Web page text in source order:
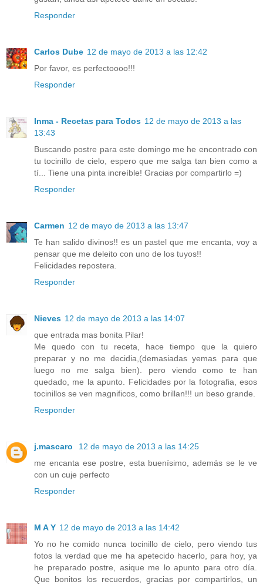
Responder
Carlos Dube 12 de mayo de 2013 a las 12:42
Por favor, es perfectoooo!!!
Responder
Inma - Recetas para Todos 12 de mayo de 2013 a las
13:43
Buscando postre para este domingo me he encontrado con
tu tocinillo de cielo, espero que me salga tan bien como a
tí... Tiene una pinta increíble! Gracias por compartirlo =)
Responder
Carmen 12 de mayo de 2013 a las 13:47
Te han salido divinos!! es un pastel que me encanta, voy a
pensar que me deleito con uno de los tuyos!!
Felicidades repostera.
Responder
Nieves 12 de mayo de 2013 a las 14:07
que entrada mas bonita Pilar!
Me quedo con tu receta, hace tiempo que la quiero
preparar y no me decidia,(demasiadas yemas para que
luego no me salga bien). pero viendo como te han
quedado, me la apunto. Felicidades por la fotografia, esos
tocinillos se ven magnificos, como brillan!!! un beso grande.
Responder
j.mascaro
12 de mayo de 2013 a las 14:25
me encanta ese postre, esta buenísimo, además se le ve
con un cuje perfecto
Responder
M A Y 12 de mayo de 2013 a las 14:42
Yo no he comido nunca tocinillo de cielo, pero viendo tus
fotos la verdad que me ha apetecido hacerlo, para hoy, ya
he preparado postre, asique me lo apunto para otro día.
Que bonitos los recuerdos, gracias por compartirlos, un